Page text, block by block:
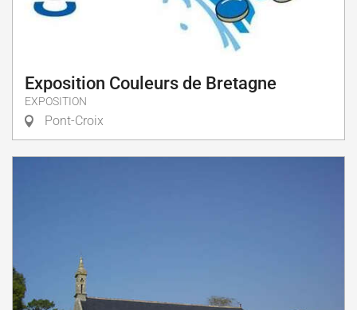
Exposition Couleurs de Bretagne
EXPOSITION
Pont-Croix